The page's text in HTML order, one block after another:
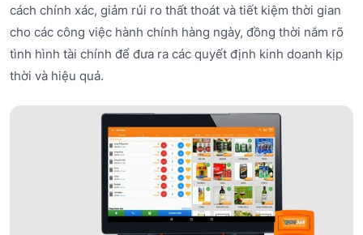
cách chính xác, giảm rủi ro thất thoát và tiết kiệm thời gian
cho các công việc hành chính hàng ngày, đồng thời nắm rõ
tình hình tài chính để đưa ra các quyết định kinh doanh kịp
thời và hiệu quả.